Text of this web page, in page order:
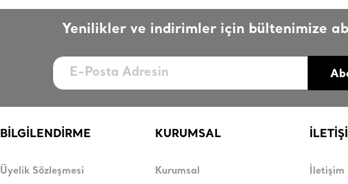
Yenilikler ve indirimler için bültenimize
BİLGİLENDİRME
Üyelik Sözleşmesi
KURUMSAL
Kurumsal
İletişim